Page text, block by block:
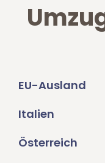
EU-Ausland
Italien
Österreich